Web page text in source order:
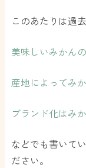
このあたりは過
美味しいみかん
産地によってみ
ブランド化はみ
などでも書いて
ださい。